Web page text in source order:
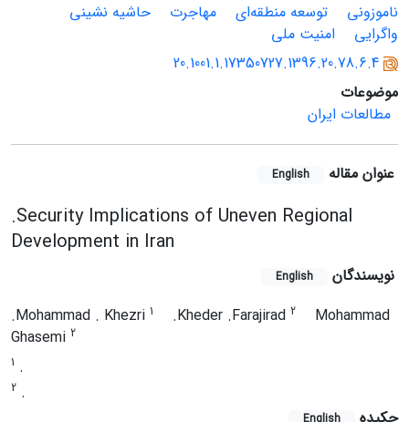
ناموزونی
توسعه منطقه‌ای مهاجرت
حاشیه‏ نشینی
واگرایی
امنیت ملی
20.1001.1.17350727.1396.20.78.6.4
موضوعات
مطالعات ایران
عنوان مقاله English
.Security Implications of Uneven Regional
Development in Iran
نویسندگان English
.Mohammad . Khezri 1 .Kheder .Farajirad 2
Mohammad
Ghasemi 2
1 .
2 .